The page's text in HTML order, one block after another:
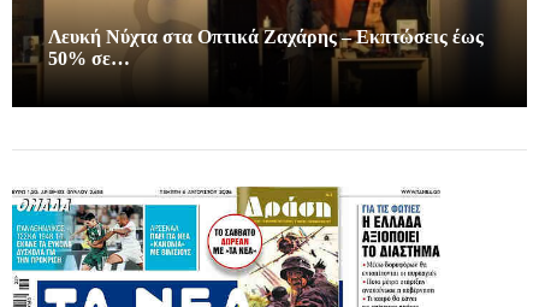
Λευκή Νύχτα στα Οπτικά Ζαχάρης – Εκπτώσεις έως
50% σε…